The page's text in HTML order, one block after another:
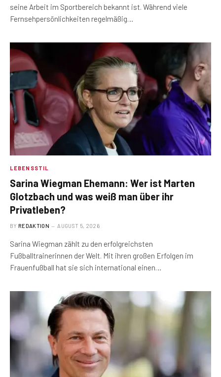
seine Arbeit im Sportbereich bekannt ist. Während viele
Fernsehpersönlichkeiten regelmäßig…
LEBENSSTIL
Sarina Wiegman Ehemann: Wer ist Marten
Glotzbach und was weiß man über ihr
Privatleben?
BY REDAKTION AUGUST 5, 2026
Sarina Wiegman zählt zu den erfolgreichsten
Fußballtrainerinnen der Welt. Mit ihren großen Erfolgen im
Frauenfußball hat sie sich international einen…